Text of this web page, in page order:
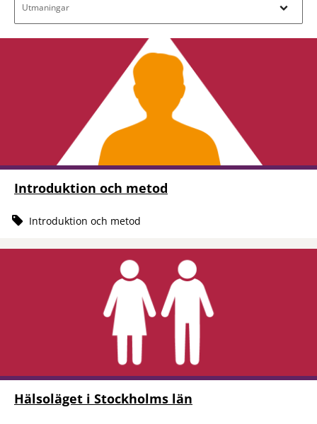
Utmaningar
Introduktion och metod
Introduktion och metod
Hälsoläget i Stockholms län